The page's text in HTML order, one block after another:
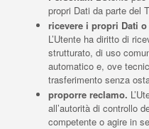
propri Dati da parte del
ricevere i propri Dati
L’Utente ha diritto di
strutturato, di uso
automatico e, ove
trasferimento senza
proporre reclamo.
all’autorità di controllo
competente o agire in